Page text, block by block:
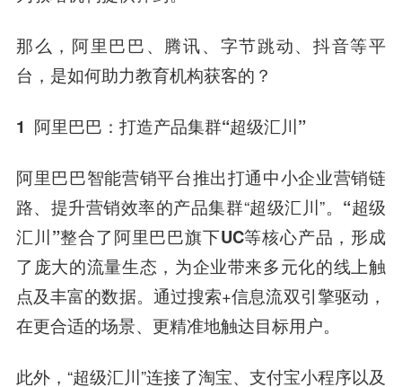
那么， 阿里巴巴、腾讯、字节跳动、抖音等平
台，是如何助力教育机构获客的？
1 阿里巴巴：打造产品集群“超级汇川”
阿里巴巴智能营销平台推出打通中小企业营销链
路、提升营销效率的产品集群“超级汇川”。 “超级
汇川”整合了阿里巴巴旗下UC等核心产品，形成
了庞大的流量生态，为企业带来多元化的线上触
点及丰富的数据。 通过搜索+信息流双引擎驱动，
在更合适的场景、更精准地触达目标用户。
此外，“超级汇川”连接了淘宝、 支付宝小程序以及